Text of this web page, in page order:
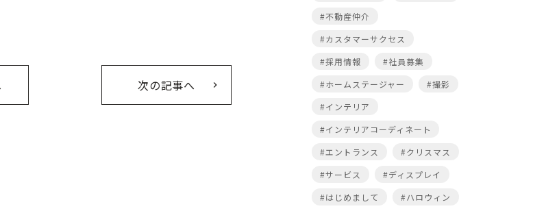
次の記事へ
#不動産仲介
#カスタマーサクセス
#採用情報
#社員募集
#ホームステージャー
#撮影
#インテリア
#インテリアコーディネート
#エントランス
#クリスマス
#サービス
#ディスプレイ
#はじめまして
#ハロウィン